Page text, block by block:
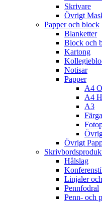
Skrivare
Övrigt
Papper och block
Blanketter
Block och
Kartong
Notisar
Papper
A4
A4
A3
Övrigt
Hålslag
Linjaler
Pennfodral
Penn- och